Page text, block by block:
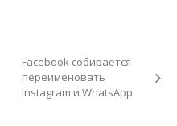
Facebook собирается
переименовать
Instagram и WhatsApp